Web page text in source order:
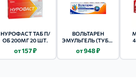
НУРОФАСТ ТАБ П/
ОБ 200МГ 20 ШТ.
от 157 ₽
ВОЛЬТАРЕН
ЭМУЛЬГЕЛЬ (ТУБА)
от 948 ₽